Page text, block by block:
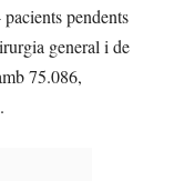
pendents
general i de
75.086,